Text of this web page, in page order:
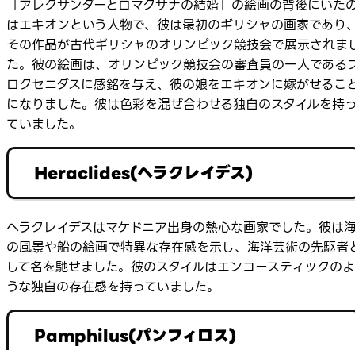
「アレクサンダーとロマクサナの結婚」の絵画の背後にいた
はエキオンという人物で、彼は最初のギリシャの画家であり
その作品が古代ギリシャのオリンピック競技会で展示されま
た。彼の絵画は、オリンピック競技会の審査員の一人である
ロクセニダスに感銘を与え、彼の娘をエキオンに嫁がせるこ
になりました。彼は色彩を混ぜ合わせる独自のスタイルを持
ていました。
Heraclides(ヘラクレイデス)
ヘラクレイデスはマケドニア出身の熱心な画家でした。彼は
の風景や船の絵画で特異な存在感を示し、海洋芸術の先駆者
して名を馳せました。彼のスタイルはエンコースティックのよ
うな独自の存在感を持っていました。
Pamphilus(パンフィロス)